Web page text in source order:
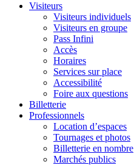
Visiteurs
Visiteurs individuels
Visiteurs en groupe
Pass Infini
Accès
Horaires
Services sur place
Accessibilité
Foire aux questions
Billetterie
Professionnels
Location d’espaces
Tournages et photos
Billetterie en nombre
Marchés publics